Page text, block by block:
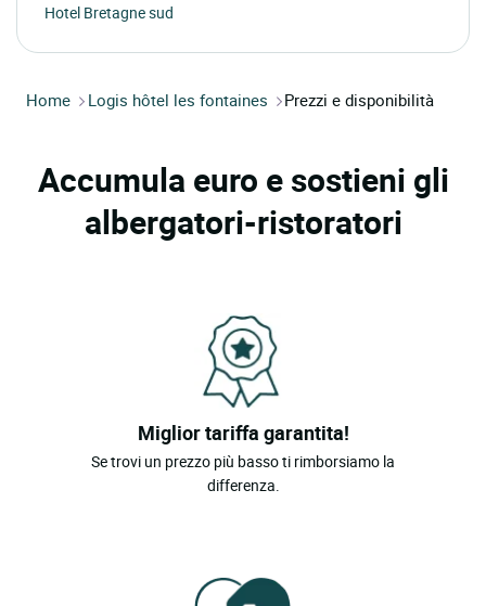
Hotel Bretagne sud
Home Logis hôtel les fontaines Prezzi e disponibilità
Accumula euro e sostieni gli
albergatori-ristoratori
Miglior tariffa garantita!
Se trovi un prezzo più basso ti rimborsiamo la
differenza.